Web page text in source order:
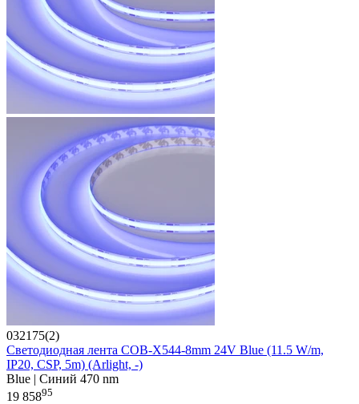
032175(2)
Светодиодная лента COB-X544-8mm 24V Blue (11.5 W/m,
IP20, CSP, 5m) (Arlight, -)
Blue | Синий 470 nm
19 85895